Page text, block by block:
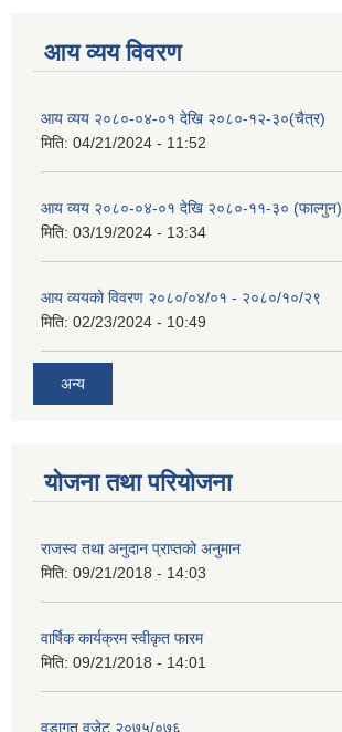
आय व्यय विवरण
आय व्यय २०८०-०४-०१ देखि २०८०-१२-३०(चैत्र)
मिति: 04/21/2024 - 11:52
आय व्यय २०८०-०४-०१ देखि २०८०-११-३० (फाल्गुन)
मिति: 03/19/2024 - 13:34
आय व्ययको विवरण २०८०/०४/०१ - २०८०/१०/२९
मिति: 02/23/2024 - 10:49
अन्य
योजना तथा परियोजना
राजस्व तथा अनुदान प्राप्तको अनुमान
मिति: 09/21/2018 - 14:03
वार्षिक कार्यक्रम स्वीकृत फारम
मिति: 09/21/2018 - 14:01
वडागत वजेट २०७५/०७६